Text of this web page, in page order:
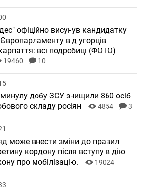
офіційно висунув кандидатку
від угорців
всі подробиці (ФОТО)
19460 10
добу ЗСУ знищили 860 осіб
складу росіян
4854 3
може внести зміни до правил
кордону після вступу в дію
про мобілізацію.
19024